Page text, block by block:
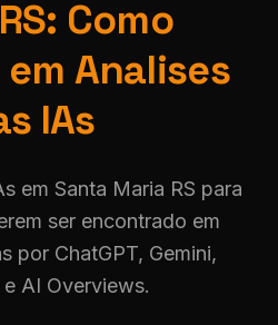
Como
Analises
IAs
em Santa Maria RS para
ser encontrado em
por ChatGPT, Gemini,
AI Overviews.